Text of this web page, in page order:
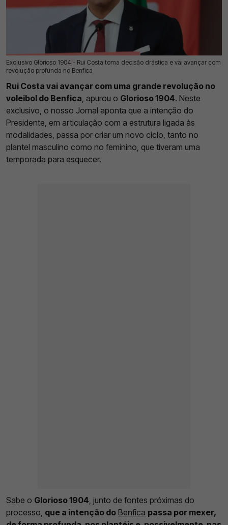
Exclusivo Glorioso 1904 - Rui Costa toma decisão drástica e vai avançar com
revolução profunda no Benfica
12 Mai 2026 | 03:00 | 0
Rui Costa vai avançar com uma grande revolução no
voleibol do Benfica, apurou o Glorioso 1904. Neste
exclusivo, o nosso Jornal aponta que a intenção do
Presidente, em articulação com a estrutura ligada às
modalidades, passa por criar um novo ciclo, tanto no
plantel masculino como no feminino, que tiveram uma
temporada para esquecer.
Sabe o Glorioso 1904, junto de fontes próximas do
processo, que a intenção do Benfica passa por mexer,